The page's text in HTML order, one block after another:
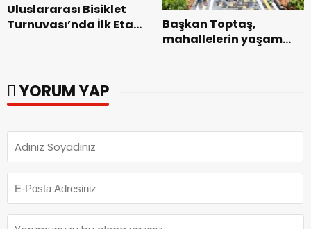
Uluslararası Bisiklet
Turnuvası’nda İlk Etap
Başkan Toptaş,
mahallelerin yaşam
YORUM YAP